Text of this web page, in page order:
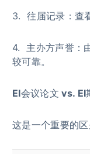
3. 往届记录：查
4. 主办方声誉：
较可靠。
EI会议论文 vs. EI
这是一个重要的区